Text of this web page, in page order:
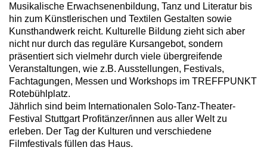
Musikalische Erwachsenenbildung, Tanz und Literatur bis
hin zum Künstlerischen und Textilen Gestalten sowie
Kunsthandwerk reicht. Kulturelle Bildung zieht sich aber
nicht nur durch das reguläre Kursangebot, sondern
präsentiert sich vielmehr durch viele übergreifende
Veranstaltungen, wie z.B. Ausstellungen, Festivals,
Fachtagungen, Messen und Workshops im TREFFPUNKT
Rotebühlplatz.
Jährlich sind beim Internationalen Solo-Tanz-Theater-
Festival Stuttgart Profitänzer/innen aus aller Welt zu
erleben. Der Tag der Kulturen und verschiedene
Filmfestivals füllen das Haus.